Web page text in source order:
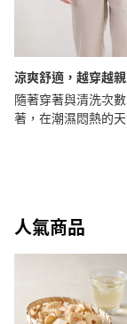
涼爽舒適，越穿越
隨著穿著與清洗次
著，在潮濕悶熱的
人氣商品